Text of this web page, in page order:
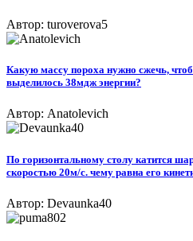
Автор: turoverova5
Какую массу пороха нужно сжечь,
выделилось 38мдж энергии?
Автор: Anatolevich
По горизонтальному столу катится
скоростью 20м/с. чему равна его
Автор: Devaunka40